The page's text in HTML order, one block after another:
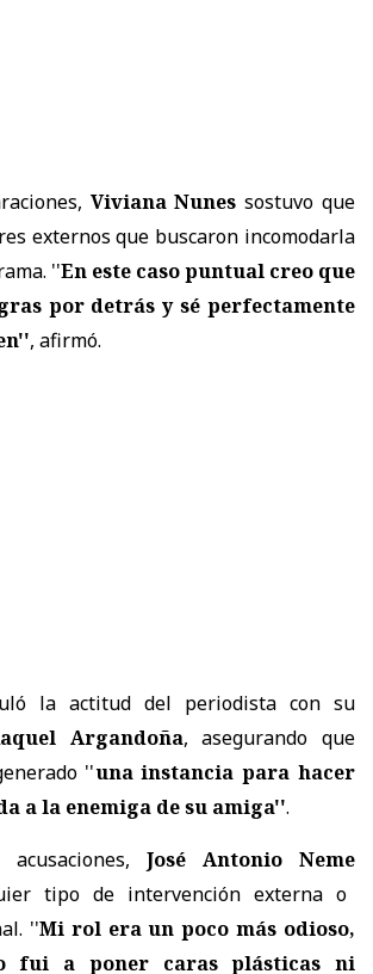
Viviana Nunes sostuvo que
externos que buscaron incomodarla
''En este caso puntual creo que
por detrás y sé perfectamente
, afirmó.
la actitud del periodista con su
Argandoña, asegurando que
''una instancia para hacer
a la enemiga de su amiga''.
José Antonio Neme
tipo de intervención externa o
''Mi rol era un poco más odioso,
fui a poner caras plásticas ni